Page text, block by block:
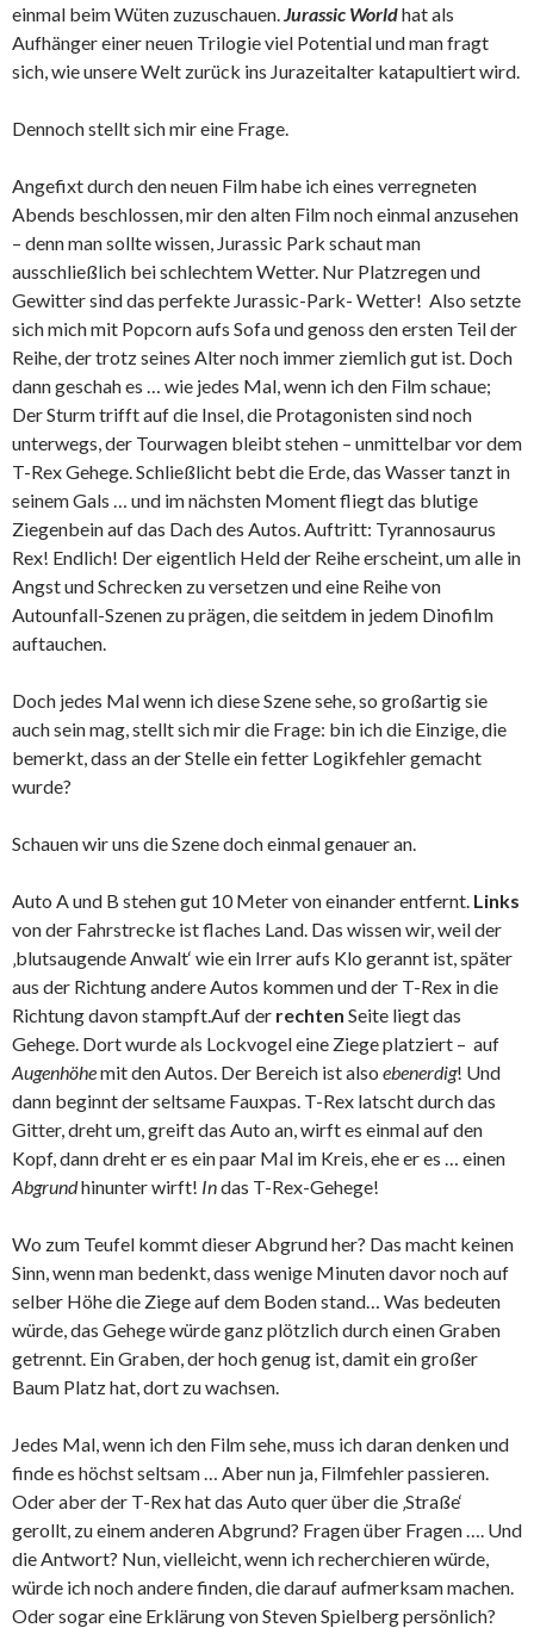
einmal beim Wüten zuzuschauen.Jurassic Worldhat als
Aufhänger einer neuen Trilogie viel Potential und man fragt
sich, wie unsere Welt zurück ins Jurazeitalter katapultiert wird.
Dennoch stellt sich mir eine Frage.
Angefixt durch den neuen Film habe ich eines verregneten
Abends beschlossen, mir den alten Film noch einmal anzusehen
– denn man sollte wissen, Jurassic Park schaut man
ausschließlich bei schlechtem Wetter. Nur Platzregen und
Gewitter sind das perfekte Jurassic-Park- Wetter! Also setzte
sich mich mit Popcorn aufs Sofa und genoss den ersten Teil der
Reihe, der trotz seines Alter noch immer ziemlich gut ist. Doch
dann geschah es … wie jedes Mal, wenn ich den Film schaue;
Der Sturm trifft auf die Insel, die Protagonisten sind noch
unterwegs, der Tourwagen bleibt stehen – unmittelbar vor dem
T-Rex Gehege. Schließlicht bebt die Erde, das Wasser tanzt in
seinem Gals … und im nächsten Moment fliegt das blutige
Ziegenbein auf das Dach des Autos. Auftritt: Tyrannosaurus
Rex! Endlich! Der eigentlich Held der Reihe erscheint, um alle in
Angst und Schrecken zu versetzen und eine Reihe von
Autounfall-Szenen zu prägen, die seitdem in jedem Dinofilm
auftauchen.
Doch jedes Mal wenn ich diese Szene sehe, so großartig sie
auch sein mag, stellt sich mir die Frage: bin ich die Einzige, die
bemerkt, dass an der Stelle ein fetter Logikfehler gemacht
wurde?
Schauen wir uns die Szene doch einmal genauer an.
Auto A und B stehen gut 10 Meter von einander entfernt. Links
von der Fahrstrecke ist flaches Land. Das wissen wir, weil der
‚blutsaugende Anwalt‘ wie ein Irrer aufs Klo gerannt ist, später
aus der Richtung andere Autos kommen und der T-Rex in die
Richtung davon stampft.Auf der rechten Seite liegt das
Gehege. Dort wurde als Lockvogel eine Ziege platziert – auf
Augenhöhemit den Autos. Der Bereich ist also ebenerdig! Und
dann beginnt der seltsame Fauxpas. T-Rex latscht durch das
Gitter, dreht um, greift das Auto an, wirft es einmal auf den
Kopf, dann dreht er es ein paar Mal im Kreis, ehe er es … einen
Abgrundhinunter wirft! Indas T-Rex-Gehege!
Wo zum Teufel kommt dieser Abgrund her? Das macht keinen
Sinn, wenn man bedenkt, dass wenige Minuten davor noch auf
selber Höhe die Ziege auf dem Boden stand… Was bedeuten
würde, das Gehege würde ganz plötzlich durch einen Graben
getrennt. Ein Graben, der hoch genug ist, damit ein großer
Baum Platz hat, dort zu wachsen.
Jedes Mal, wenn ich den Film sehe, muss ich daran denken und
finde es höchst seltsam … Aber nun ja, Filmfehler passieren.
Oder aber der T-Rex hat das Auto quer über die ‚Straße‘
gerollt, zu einem anderen Abgrund? Fragen über Fragen …. Und
die Antwort? Nun, vielleicht, wenn ich recherchieren würde,
würde ich noch andere finden, die darauf aufmerksam machen.
Oder sogar eine Erklärung von Steven Spielberg persönlich?